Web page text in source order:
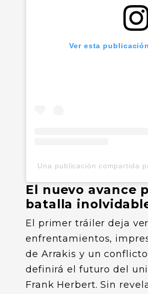
Ver esta
Una publicación compartida
El nuevo avance
batalla
El primer tráiler deja
enfrentamientos,
de Arrakis y un
definirá el futuro del
Frank Herbert. Sin